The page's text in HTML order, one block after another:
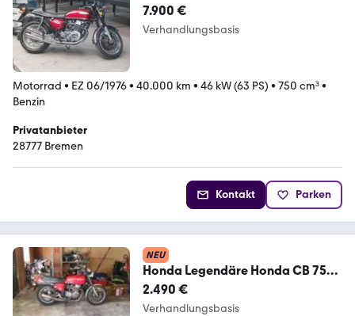
7.900 €
Verhandlungsbasis
Motorrad • EZ 06/1976• 40.000 km • 46 kW (63 PS) • 750 cm³•
Benzin
Privatanbieter
28777 Bremen
Kontakt Parken
NEU
Honda Legendäre Honda CB 750
F1
2.490 €
Verhandlungsbasis